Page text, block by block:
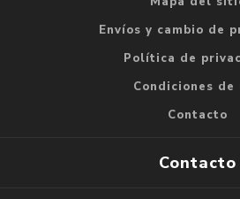
Envíos y cambio de
Política de
Condiciones de
Contacto
Contacto